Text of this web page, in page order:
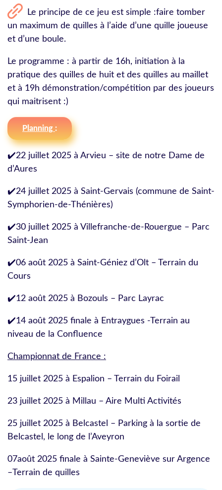
Le principe de ce jeu est simple :faire tomber
un maximum de quilles à l’aide d’une quille joueuse
et d’une boule.
Le programme : à partir de 16h, initiation à la
pratique des quilles de huit et des quilles au maillet
et à 19h démonstration/compétition par des joueurs
qui maitrisent :)
Planning :
✔️22 juillet 2025 à Arvieu – site de notre Dame de
d’Aures
✔️24 juillet 2025 à Saint-Gervais (commune de Saint-
Symphorien-de-Thénières)
✔️30 juillet 2025 à Villefranche-de-Rouergue – Parc
Saint-Jean
✔️06 août 2025 à Saint-Géniez d’Olt – Terrain du
Cours
✔️12 août 2025 à Bozouls – Parc Layrac
✔️14 août 2025 finale à Entraygues -Terrain au
niveau de la Confluence
Championnat de France :
15 juillet 2025 à Espalion – Terrain du Foirail
23 juillet 2025 à Millau – Aire Multi Activités
25 juillet 2025 à Belcastel – Parking à la sortie de
Belcastel, le long de l’Aveyron
07août 2025 finale à Sainte-Geneviève sur Argence
–Terrain de quilles